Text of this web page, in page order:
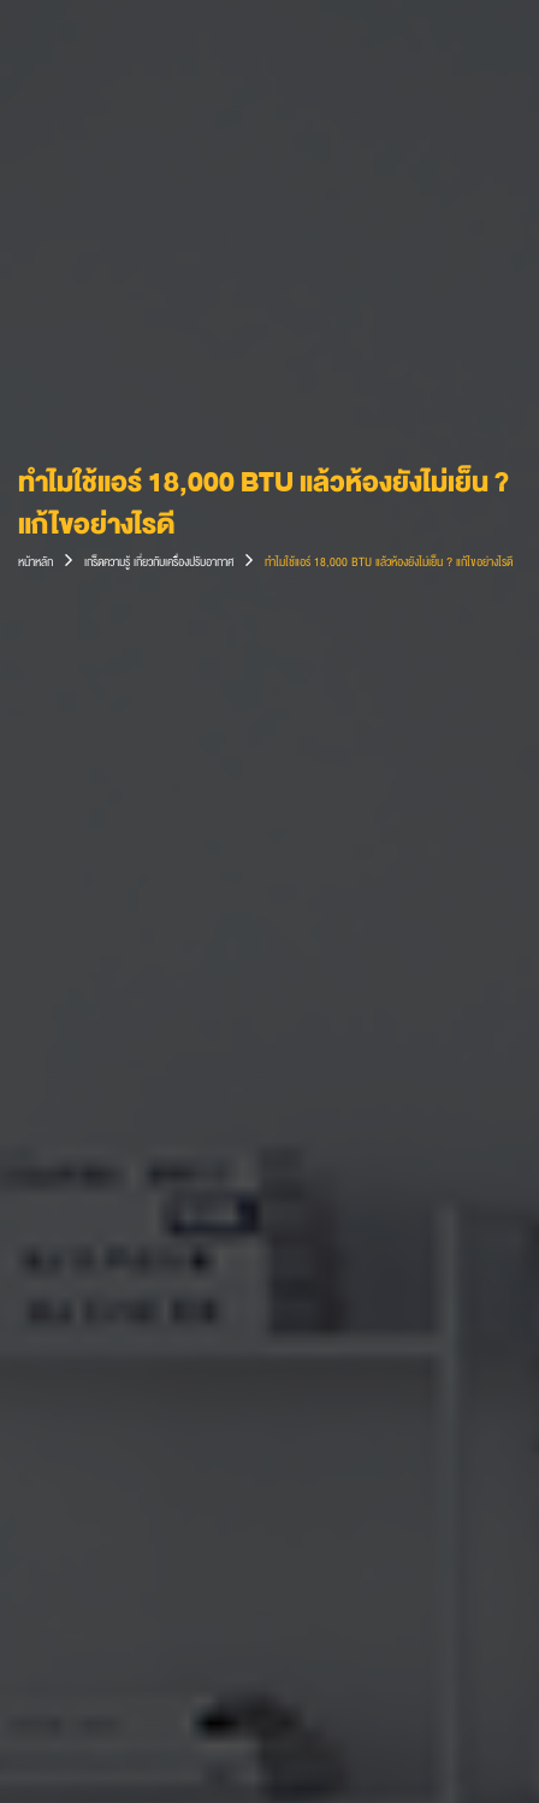
ทำไมใช้แอร์ 18,000 BTU แล้วห้องยังไม่เย็น ?
แก้ไขอย่างไรดี
หน้าหลัก เกร็ดความรู้ เกี่ยวกับเครื่องปรับอากาศ ทำไมใช้แอร์ 18,000 BTU แล้วห้องยังไม่เย็น ? แก้ไขอย่างไรดี